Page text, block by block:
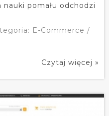
pomału odchodzi
E-Commerce /
Czytaj więcej »